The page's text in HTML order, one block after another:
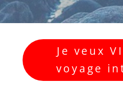
Je veux
voyage